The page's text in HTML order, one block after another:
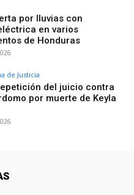
por lluvias con
en varios
de Honduras
de Justicia
del juicio contra
por muerte de Keyla